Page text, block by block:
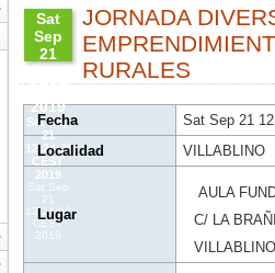
Sat
Sep
21
12:24:00
CEST
2019
Sat Sep
21
12:24:00
CEST
2019
Sat Sep
21
12:24:00
CEST
2019
JORNADA
RURALES
Fecha
Sat Sep 21
Localidad
VILLABLINO
Lugar
AULA
C/ LA
VILLABLINO